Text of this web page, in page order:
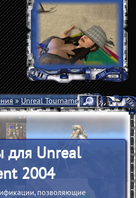
»Unreal Tournament 2004»
для Unreal
2004
позволяющие